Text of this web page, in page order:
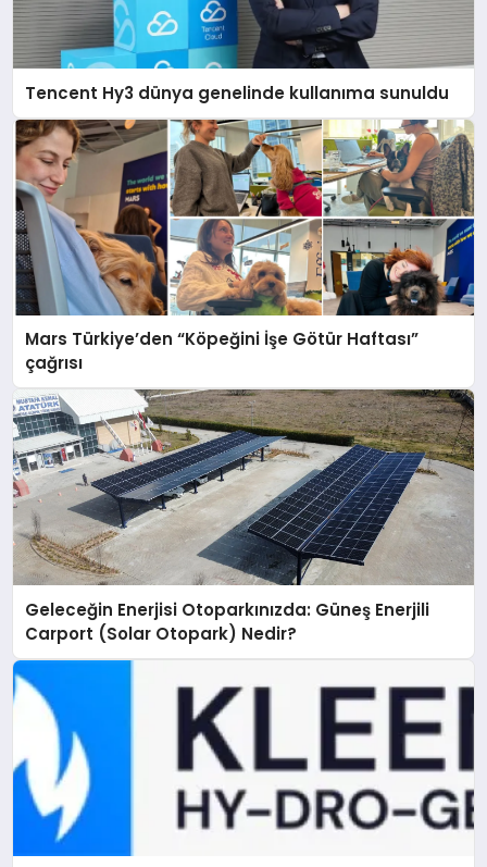
Tencent Hy3 dünya genelinde kullanıma sunuldu
Mars Türkiye’den “Köpeğini İşe Götür Haftası”
çağrısı
Geleceğin Enerjisi Otoparkınızda: Güneş Enerjili
Carport (Solar Otopark) Nedir?